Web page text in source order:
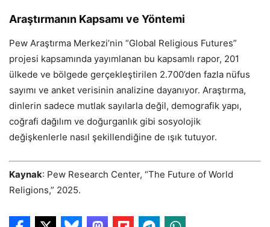
Araştırmanın Kapsamı ve Yöntemi
Pew Araştırma Merkezi’nin “Global Religious Futures”
projesi kapsamında yayımlanan bu kapsamlı rapor, 201
ülkede ve bölgede gerçekleştirilen 2.700’den fazla nüfus
sayımı ve anket verisinin analizine dayanıyor. Araştırma,
dinlerin sadece mutlak sayılarla değil, demografik yapı,
coğrafi dağılım ve doğurganlık gibi sosyolojik
değişkenlerle nasıl şekillendiğine de ışık tutuyor.
Kaynak: Pew Research Center, “The Future of World
Religions,” 2025.